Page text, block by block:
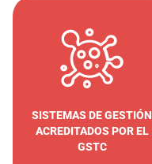
SISTEMAS DE GESTIÓN
ACREDITADOS POR EL
GSTC